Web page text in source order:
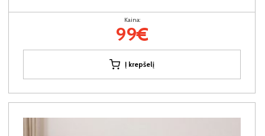
Kaina:
99€
Į krepšelį